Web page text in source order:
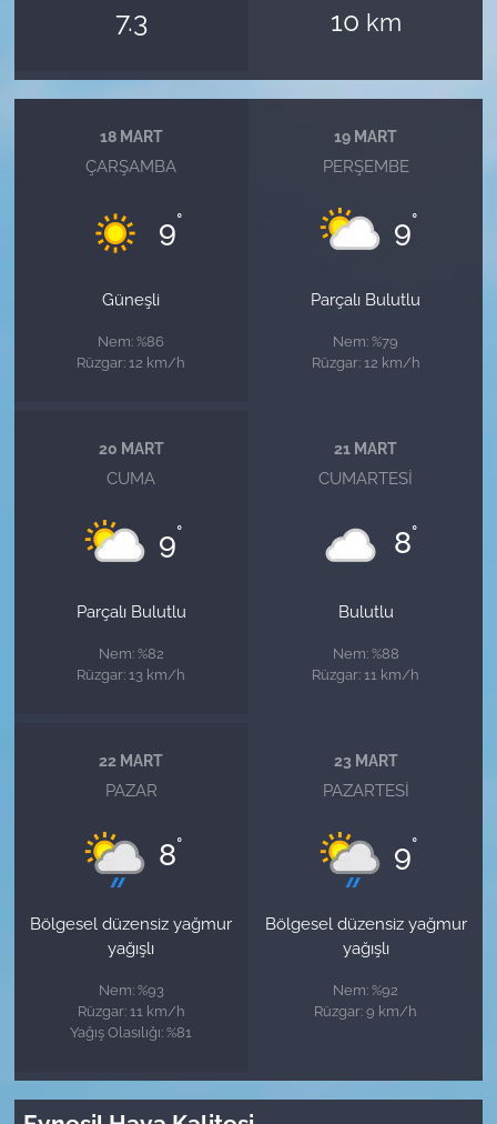
7.3 10 km
18 MART
ÇARŞAMBA
9°
Güneşli
Nem: %86
Rüzgar: 12 km/h
19 MART
PERŞEMBE
9°
Parçalı Bulutlu
Nem: %79
Rüzgar: 12 km/h
20 MART
CUMA
9°
Parçalı Bulutlu
Nem: %82
Rüzgar: 13 km/h
21 MART
CUMARTESI
8°
Bulutlu
Nem: %88
Rüzgar: 11 km/h
22 MART
PAZAR
8°
Bölgesel düzensiz yağmur
yağışlı
Nem: %93
Rüzgar: 11 km/h
Yağış Olasılığı: %81
23 MART
PAZARTESI
9°
Bölgesel düzensiz yağmur
yağışlı
Nem: %92
Rüzgar: 9 km/h